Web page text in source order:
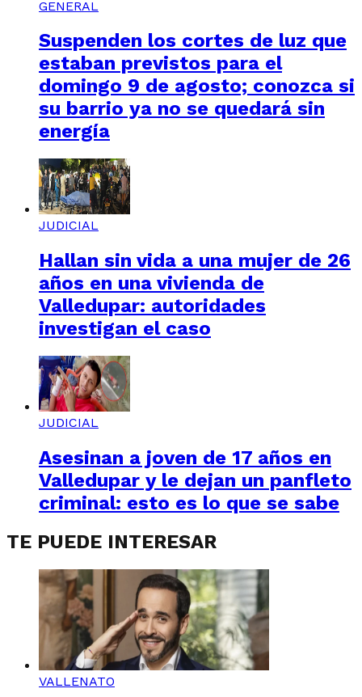
GENERAL
Suspenden los cortes de luz que
estaban previstos para el
domingo 9 de agosto; conozca si
su barrio ya no se quedará sin
energía
JUDICIAL
Hallan sin vida a una mujer de 26
años en una vivienda de
Valledupar: autoridades
investigan el caso
JUDICIAL
Asesinan a joven de 17 años en
Valledupar y le dejan un panfleto
criminal: esto es lo que se sabe
TE PUEDE INTERESAR
VALLENATO